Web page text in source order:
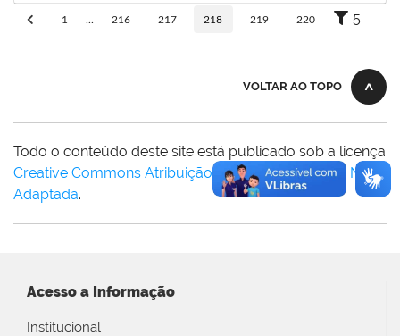
1 216 217 218 219 220 5
VOLTAR AO TOPO
Todo o conteúdo deste site está publicado sob a licença
Creative Commons Atribuição-SemDerivações 3.0 Não
Adaptada.
Acesso a Informação
Institucional